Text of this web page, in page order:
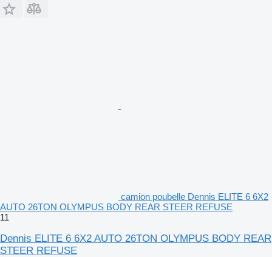
camion poubelle Dennis ELITE 6 6X2
AUTO 26TON OLYMPUS BODY REAR STEER REFUSE
11
Dennis ELITE 6 6X2 AUTO 26TON OLYMPUS BODY REAR
STEER REFUSE